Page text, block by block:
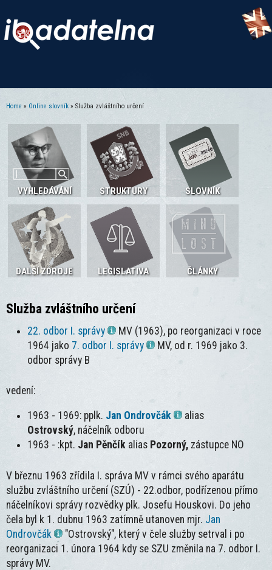
Home » Online slovník » Služba zvláštního určení
VYHLEDÁVÁNÍ STRUKTURY SLOVNÍK
DALŠÍ ZDROJE LEGISLATIVA ČLÁNKY
Služba zvláštního určení
22. odbor I. správy
MV (1963), po reorganizaci v roce
1964 jako 7. odbor I. správy
MV, od r. 1969 jako 3.
odbor správy B
vedení:
1963 - 1969: pplk. Jan Ondrovčák
alias
Ostrovský, náčelník odboru
1963 - :kpt. Jan Pěnčík alias Pozorný, zástupce NO
V březnu 1963 zřídila I. správa MV v rámci svého aparátu
službu zvláštního určení (SZÚ) - 22.odbor, podřízenou přímo
náčelníkovi správy rozvědky plk. Josefu Houskovi. Do jeho
čela byl k 1. dubnu 1963 zatímně utanoven mjr. Jan
Ondrovčák
"Ostrovský", který v čele služby setrval i po
reorganizaci 1. února 1964 kdy se SZU změnila na 7. odbor I.
správy MV.